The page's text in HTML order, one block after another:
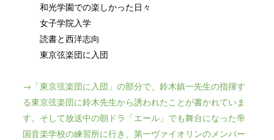
和光学園での楽しかった日々
女子学院入学
読書と西洋志向
東京弦楽団に入団
→「東京弦楽団に入団」の部分で、鈴木鎮一先生の指揮す
る東京弦楽団に鈴木先生から誘われたことが書かれていま
す。そして放送中の朝ドラ「エール」でも舞台になった帝
国音楽学校の練習所に行き、第一ヴァイオリンのメンバー